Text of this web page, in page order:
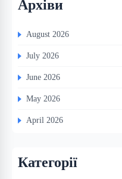
Архіви
August 2026
July 2026
June 2026
May 2026
April 2026
Категорії